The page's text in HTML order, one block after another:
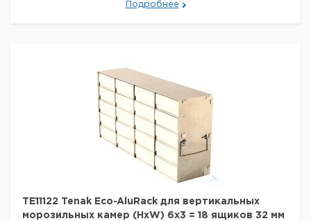
Данные для перевозки (реальные данные могут
Подробнее
TE11122 Tenak Eco-AluRack для вертикальных
морозильных камер (HxW) 6x3 = 18 ящиков 32 мм